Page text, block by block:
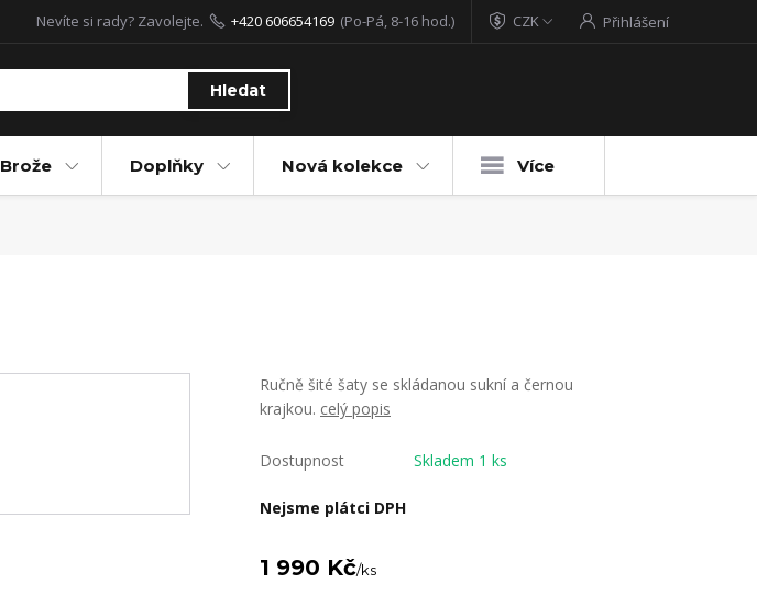
CZK Přihlášení
Hledat
Nevíte si rady? Zavolejte. +420 606654169 (Po-Pá, 8-16 hod.)
Brože Doplňky Nová kolekce Více
Ručně šité šaty se skládanou sukní a černou
krajkou. celý popis
Dostupnost Skladem 1 ks
Nejsme plátci DPH
1 990 Kč/ks